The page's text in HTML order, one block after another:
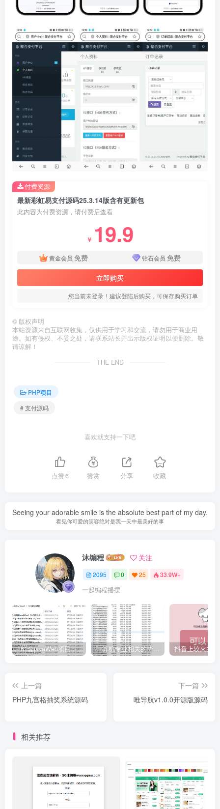
最新彩虹易支付源码25.3.14版含有更新包
此内容为付费资源，请付费后查看
￥ 19.9
黄金会员 免费 钻石会员 免费
立即购买
您当前未登录！建议登陆后购买，可保存购买订单
付费资源
© 版权声明
本站资源来自互联网收集，仅供用于学习和交流，请勿用于商业用
途。如有侵权、不妥之处，请联系站长并出示版权证明以便删除。敬
请谅解！
THE END
PHP项目
# 支付源码
喜欢就支持一下吧
点赞6 赞赏 分享 收藏
Seeing your adorable smile is the absolute best part of my day.
看见你可爱的笑容绝对是我一天中最美好的事
沐编程 关注
2095 0 25 33.9W+
一起编程摇摆
161套javaWeb项目源码免费分享
上一篇
PHP九宫格抽奖系统源码
下一篇
唯导航v1.0.0开源版源码
相关推荐